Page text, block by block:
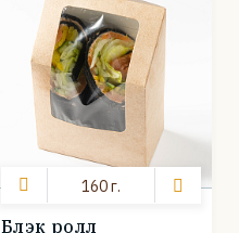
160 г.
Блэк ролл